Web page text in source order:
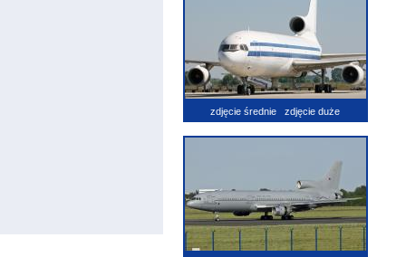
zdjęcie średnie zdjęcie duże